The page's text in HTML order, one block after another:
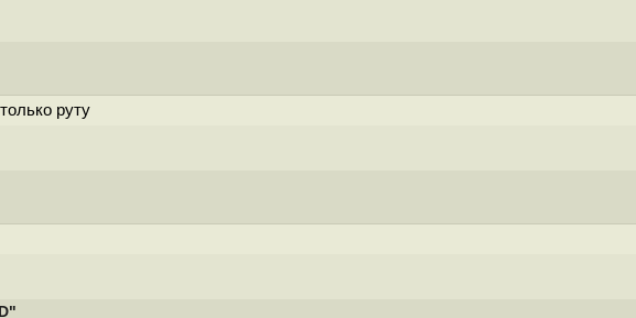
руту